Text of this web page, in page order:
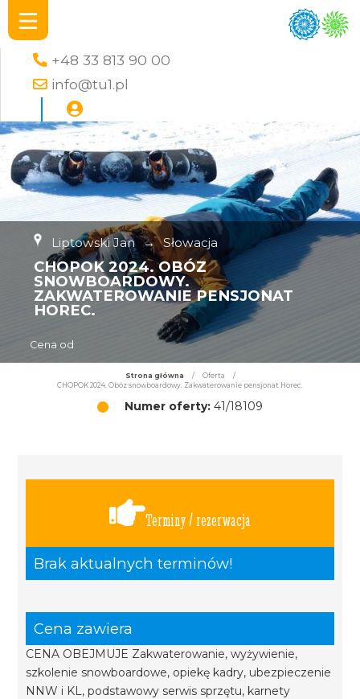
+48 33 813 90 00
info@tu1.pl
Liptowski Jan → Słowacja
CHOPOK 2024. OBÓZ
SNOWBOARDOWY.
ZAKWATEROWANIE PENSJONAT
HOREC.
Cena od
Strona główna / Oferta
/
CHOPOK 2024. Obóz snowboardowy. Zakwaterowanie pensjonat Horec.
Numer oferty: 41/18109
Terminy / rezerwacja
Brak aktualnych terminów!
Cena zawiera
CENA OBEJMUJE Zakwaterowanie, wyżywienie,
szkolenie snowboardowe, opiekę kadry, ubezpieczenie
NNW i KL, podstawowy serwis sprzętu, karnety